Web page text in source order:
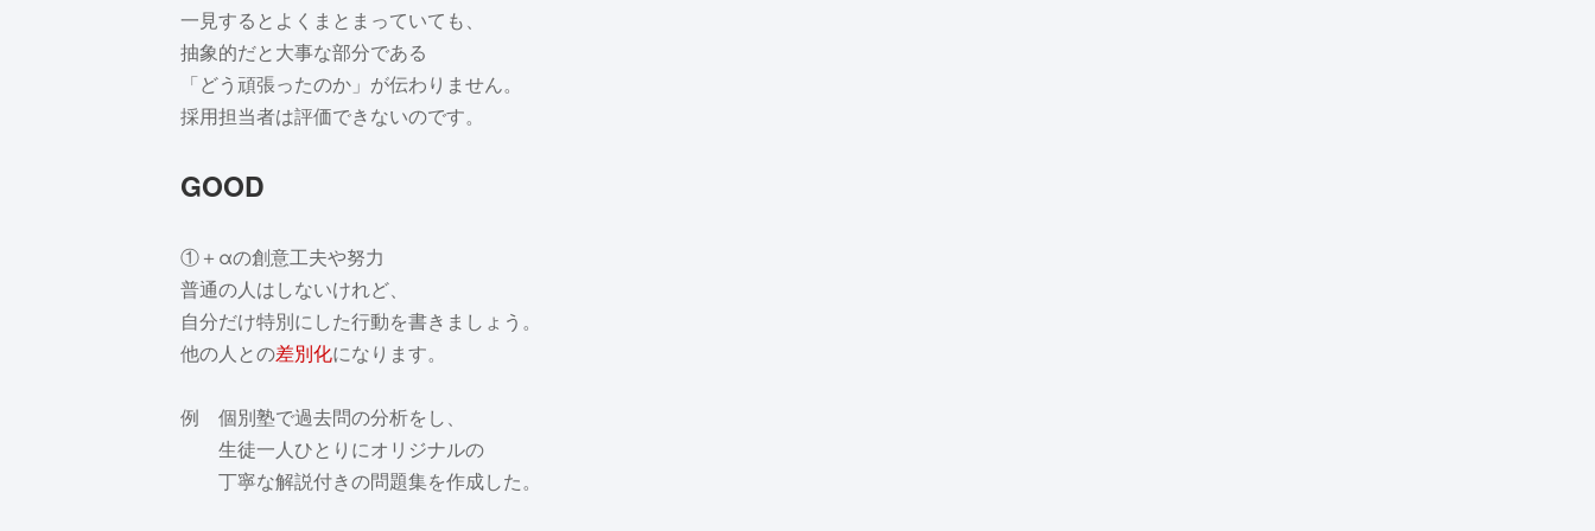
一見するとよくまとまっていても、
抽象的だと大事な部分である
「どう頑張ったのか」が伝わりません。
採用担当者は評価できないのです。
GOOD
①＋αの創意工夫や努力
普通の人はしないけれど、
自分だけ特別にした行動を書きましょう。
他の人との差別化になります。
例 個別塾で過去問の分析をし、
生徒一人ひとりにオリジナルの
丁寧な解説付きの問題集を作成した。